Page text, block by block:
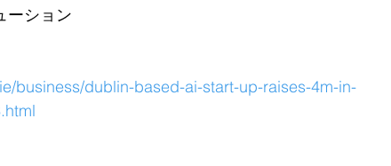
ーション
business/dublin-based-ai-start-up-raises-4m-in-